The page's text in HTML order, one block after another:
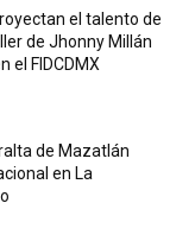
el talento de
de Jhonny Millán
el FIDCDMX
de Mazatlán
en La